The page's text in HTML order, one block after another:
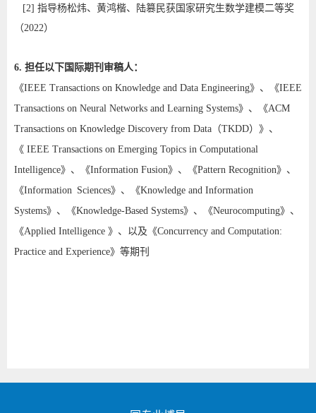
[2] 指导杨松炜、黄鸿楷、陆篡民获国家研究生数学建模二等奖
（2022）
6. 担任以下国际期刊审稿人：
《IEEE Transactions on Knowledge and Data Engineering》、 《IEEE
Transactions on Neural Networks and Learning Systems》、 《ACM
Transactions on Knowledge Discovery from Data （TKDD）》 、
《 IEEE Transactions on Emerging Topics in Computational
Intelligence》、《Information Fusion》、 《Pattern Recognition》、
《Information Sciences》、《Knowledge and Information
Systems》、《Knowledge-Based Systems》、《Neurocomputing》、
《Applied Intelligence 》、以及《Concurrency and Computation:
Practice and Experience》等期刊